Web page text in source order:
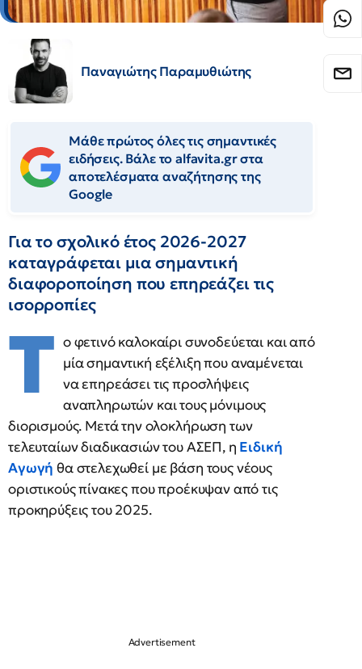
Παναγιώτης Παραμυθιώτης
Μάθε πρώτος όλες τις σημαντικές
ειδήσεις. Βάλε το alfavita.gr στα
αποτελέσματα αναζήτησης της
Google
Για το σχολικό έτος 2026-2027
καταγράφεται μια σημαντική
διαφοροποίηση που επηρεάζει τις
ισορροπίες
Τ ο φετινό καλοκαίρι συνοδεύεται και από
μία σημαντική εξέλιξη που αναμένεται
να επηρεάσει τις προσλήψεις
αναπληρωτών και τους μόνιμους
διορισμούς. Mετά την ολοκλήρωση των
τελευταίων διαδικασιών του ΑΣΕΠ, η Ειδική
Αγωγή θα στελεχωθεί με βάση τους νέους
οριστικούς πίνακες που προέκυψαν από τις
προκηρύξεις του 2025.